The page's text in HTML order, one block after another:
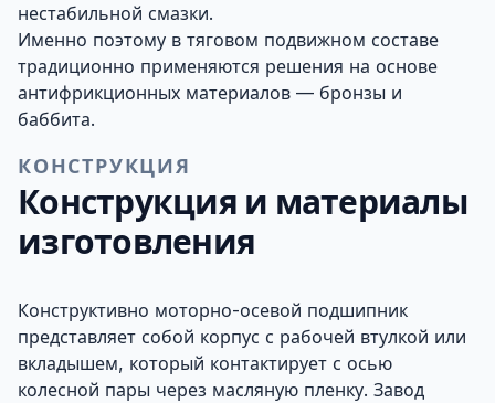
нестабильной смазки.
Именно поэтому в тяговом подвижном составе
традиционно применяются решения на основе
антифрикционных материалов — бронзы и
баббита.
КОНСТРУКЦИЯ
Конструкция и материалы
изготовления
Конструктивно моторно-осевой подшипник
представляет собой корпус с рабочей втулкой или
вкладышем, который контактирует с осью
колесной пары через масляную пленку. Завод